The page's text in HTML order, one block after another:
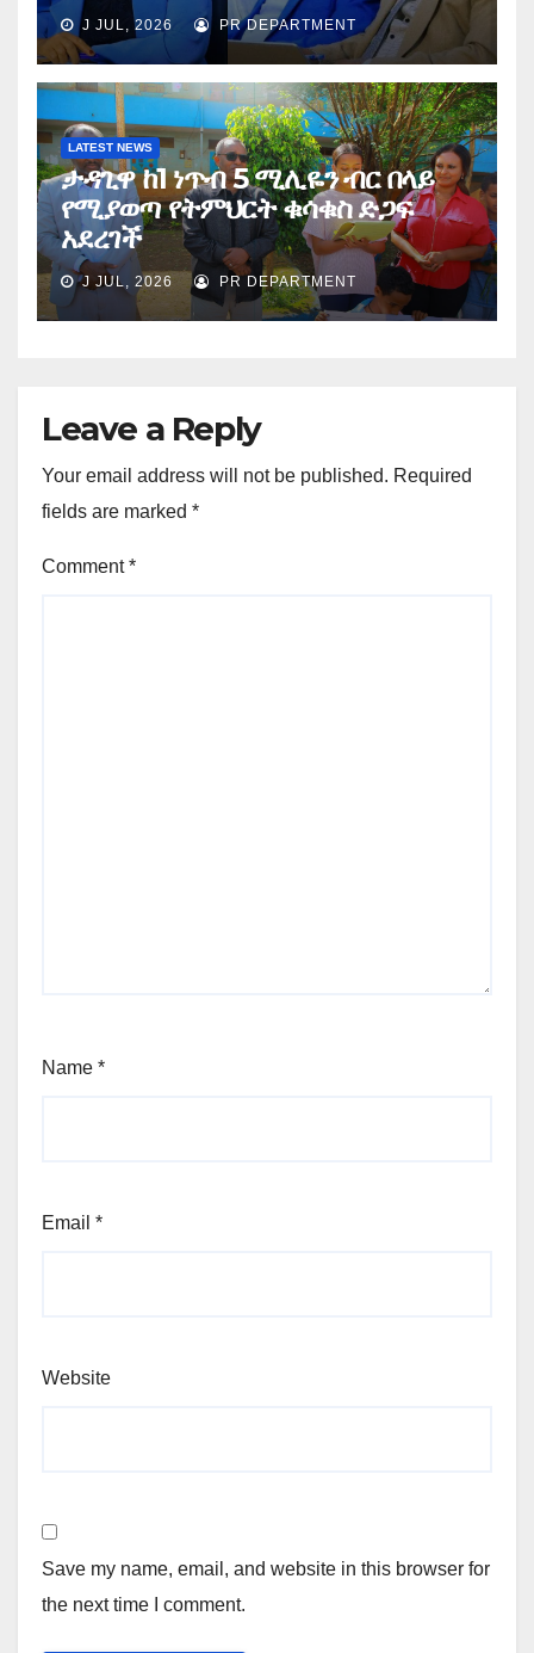
J JUL, 2026 PR DEPARTMENT
LATEST NEWS
ታዳጊዋ ከ1 ነጥብ 5 ሚሊዬን ብር በላይ
የሚያወጣ የትምህርት ቁሳቁስ ድጋፍ
አደረገች
J JUL, 2026 PR DEPARTMENT
Leave a Reply
Your email address will not be published. Required
fields are marked *
Comment*
Name *
Email *
Website
Save my name, email, and website in this browser for
the next time I comment.